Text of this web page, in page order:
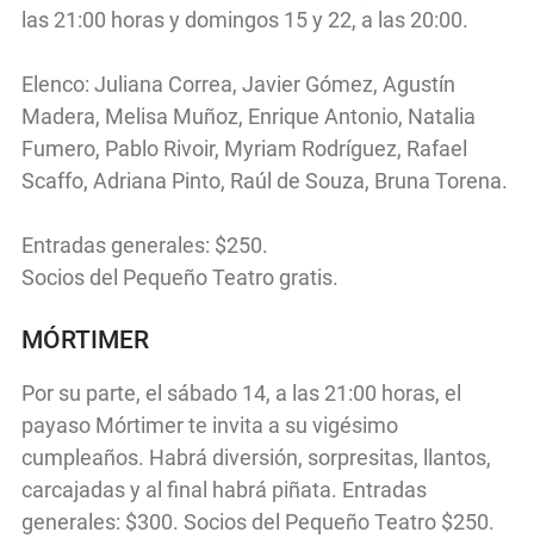
las 21:00 horas y domingos 15 y 22, a las 20:00.
Elenco: Juliana Correa, Javier Gómez, Agustín
Madera, Melisa Muñoz, Enrique Antonio, Natalia
Fumero, Pablo Rivoir, Myriam Rodríguez, Rafael
Scaffo, Adriana Pinto, Raúl de Souza, Bruna Torena.
Entradas generales: $250.
Socios del Pequeño Teatro gratis.
MÓRTIMER
Por su parte, el sábado 14, a las 21:00 horas, el
payaso Mórtimer te invita a su vigésimo
cumpleaños. Habrá diversión, sorpresitas, llantos,
carcajadas y al final habrá piñata. Entradas
generales: $300. Socios del Pequeño Teatro $250.